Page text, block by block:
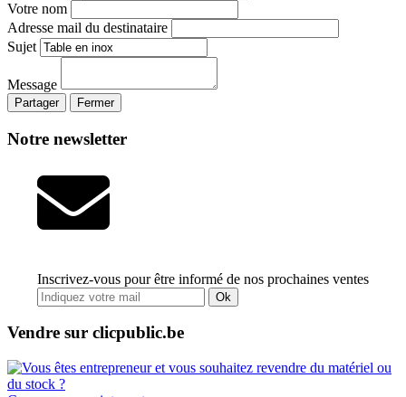
Votre nom
Adresse mail du destinataire
Sujet
Message
Partager Fermer
Notre newsletter
Inscrivez-vous pour être informé de nos prochaines ventes
Ok
Vendre sur clicpublic.be